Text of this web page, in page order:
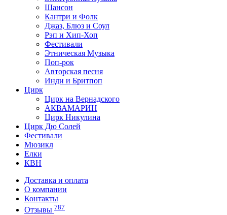
Шансон
Кантри и Фолк
Джаз, Блюз и Соул
Рэп и Хип-Хоп
Фестивали
Этническая Музыка
Поп-рок
Авторская песня
Инди и Бритпоп
Цирк
Цирк на Вернадского
АКВАМАРИН
Цирк Никулина
Цирк Дю Солей
Фестивали
Мюзикл
Елки
КВН
Доставка и оплата
О компании
Контакты
Отзывы 787